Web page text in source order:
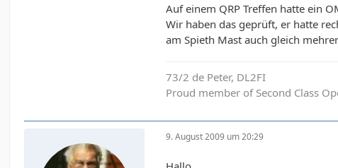
Auf einem QRP Treffen hatte ein
Wir haben das geprüft, er hatte
am Spieth Mast auch gleich
73/2 de Peter, DL2FI
Proud member of Second Class
9. August 2009 um 20:29